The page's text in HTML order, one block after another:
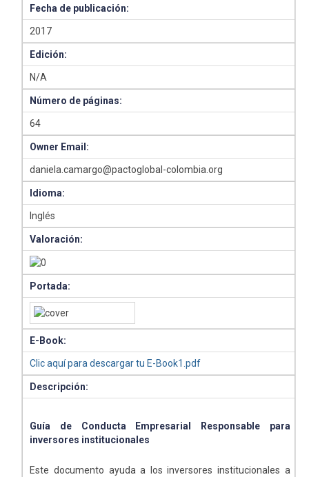
Fecha de publicación:
2017
Edición:
N/A
Número de páginas:
64
Owner Email:
daniela.camargo@pactoglobal-colombia.org
Idioma:
Inglés
Valoración:
Portada:
E-Book:
Clic aquí para descargar tu E-Book1.pdf
Descripción:
Guía de Conducta Empresarial Responsable para
inversores institucionales
Este documento ayuda a los inversores institucionales a